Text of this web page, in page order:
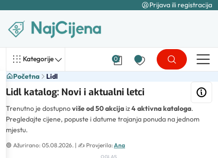
Prijava ili registracija
Kategorije 0
Početna Lidl
Lidl katalog: Novi i aktualni letci
Trenutno je dostupnoviše od 50 akcija iz4 aktivna kataloga.
Pregledajte cijene, popuste i datume trajanja ponuda na jednom
mjestu.
🟢 Ažurirano: 05.08.2026. | ✍️ Provjerila:Ana
OGLAS